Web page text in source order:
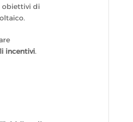
obiettivi di
incentivi.